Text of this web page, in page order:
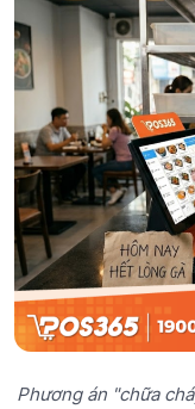
Phương án "chữa